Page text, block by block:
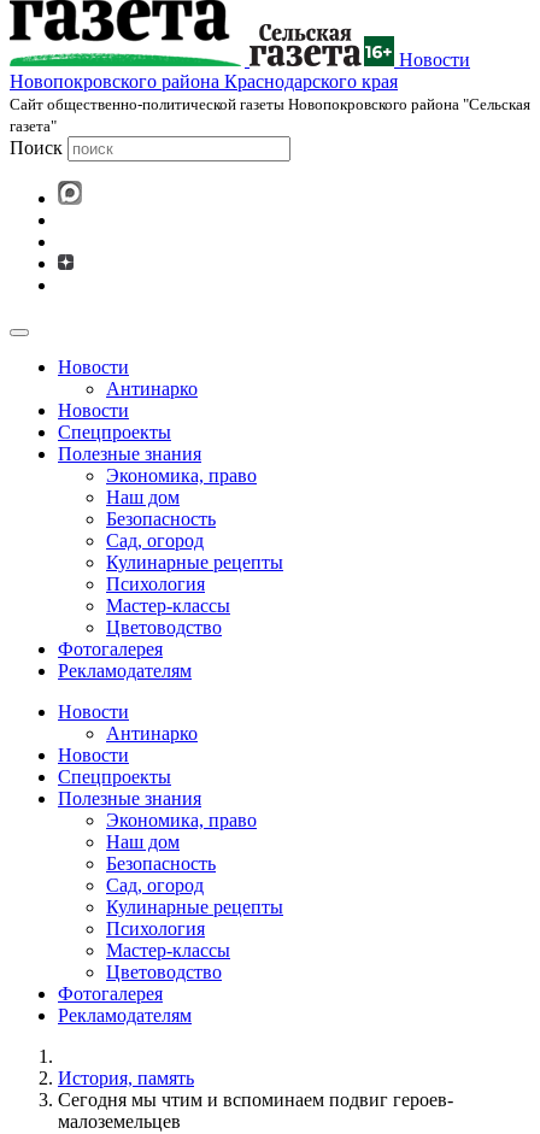
Новости
Новопокровского района Краснодарского края
Cайт общественно-политической газеты Новопокровского района "Сельская
газета"
Поиск
Новости
Антинарко
Новости
Спецпроекты
Полезные знания
Экономика, право
Наш дом
Безопасность
Сад, огород
Кулинарные рецепты
Психология
Мастер-классы
Цветоводство
Фотогалерея
Рекламодателям
Новости
Антинарко
Новости
Спецпроекты
Полезные знания
Экономика, право
Наш дом
Безопасность
Сад, огород
Кулинарные рецепты
Психология
Мастер-классы
Цветоводство
Фотогалерея
Рекламодателям
История, память
Сегодня мы чтим и вспоминаем подвиг героев-
малоземельцев